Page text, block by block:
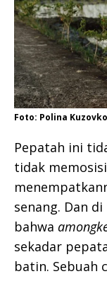
Foto: Polina
Pepatah ini
tidak
senang. Dan
bahwa
sekadar
batin. Sebuah